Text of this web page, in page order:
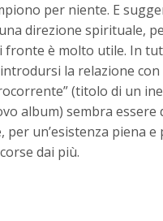
per niente. E
direzione spirituale,
fronte è molto utile. In
la relazione con
(titolo di un
album) sembra essere
un’esistenza piena e
dai più.